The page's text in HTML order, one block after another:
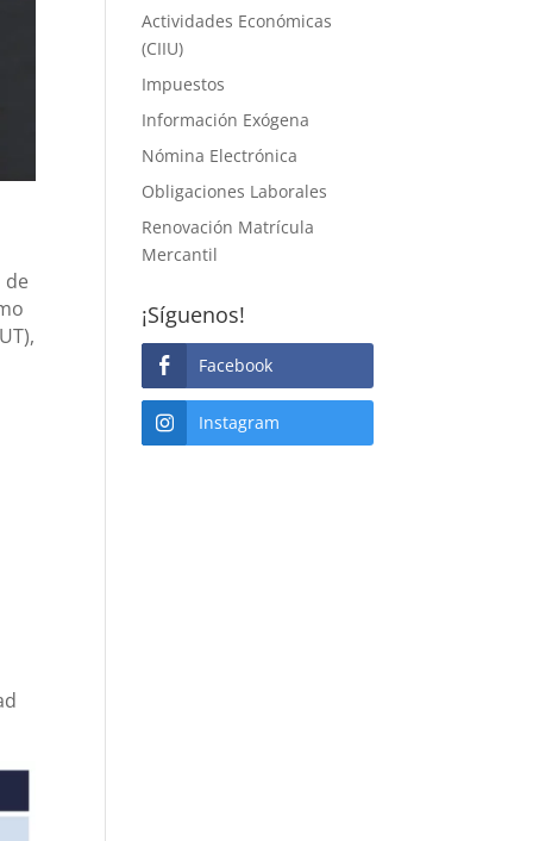
de
Actividades Económicas
(CIIU)
Impuestos
Información Exógena
Nómina Electrónica
Obligaciones Laborales
Renovación Matrícula
Mercantil
¡Síguenos!
Facebook
Instagram